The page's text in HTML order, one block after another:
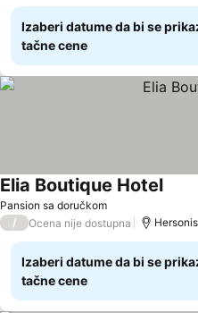
Izaberi datume da bi se
tačne cene
Pansion sa doručkom
Elia Boutique Hotel
/ Ocena nije dostupna
Izaberi datume da bi se
tačne cene